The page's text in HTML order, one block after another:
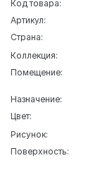
Код товара:
Артикул:
Страна:
Коллекция:
Помещение:
Назначение:
Цвет:
Рисунок:
Поверхность: